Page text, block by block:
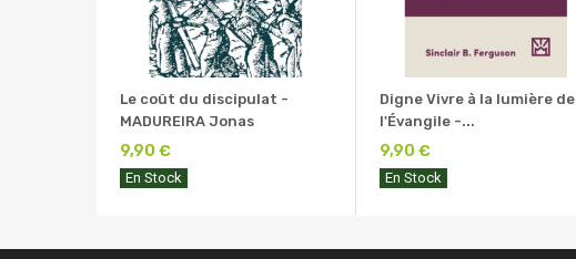
Le coût du discipulat -
MADUREIRA Jonas
9,90 €
En Stock
Digne Vivre à la lumière de
l'Évangile -...
9,90 €
En Stock